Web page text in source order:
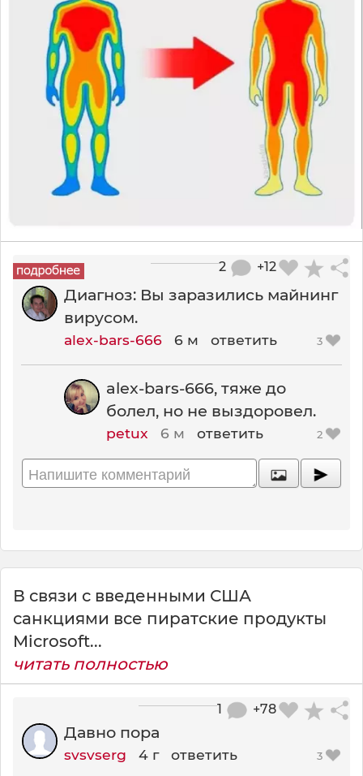
+12
2
Диагноз: Вы заразились майнинг
вирусом.
alex-bars-666 6 м ответить 3
alex-bars-666, тяже до
болел, но не выздоровел.
petux 6 м ответить 2
В связи с введенными США
санкциями все пиратские продукты
Microsoft...
читать полностью
+78
1
Давно пора
svsvserg 4 г ответить 3